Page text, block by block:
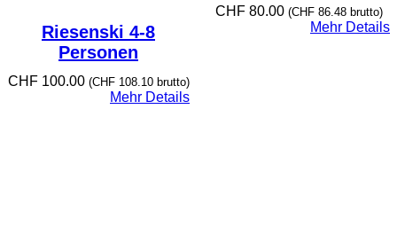
Riesenski 4-8
Personen
CHF100.00 (CHF108.10brutto)
Mehr Details
CHF80.00 (CHF86.48brutto)
Mehr Details